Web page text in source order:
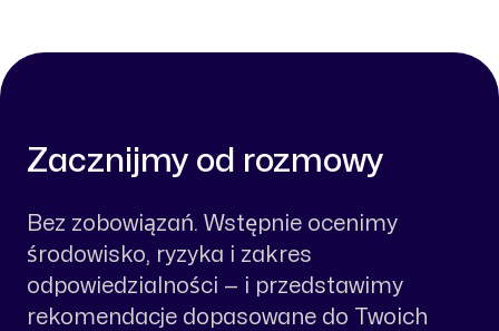
Zacznijmy od rozmowy
Bez zobowiązań. Wstępnie ocenimy
środowisko, ryzyka i zakres
odpowiedzialności — i przedstawimy
rekomendacje dopasowane do Twoich